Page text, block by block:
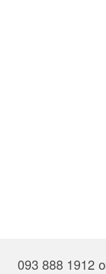
093 888 1912